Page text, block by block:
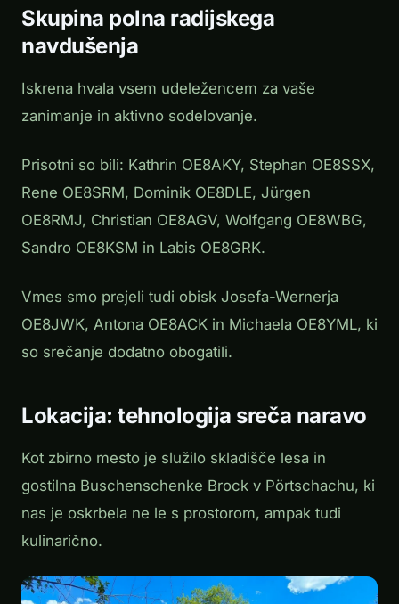
Skupina polna radijskega
navdušenja
Iskrena hvala vsem udeležencem za vaše
zanimanje in aktivno sodelovanje.
Prisotni so bili: Kathrin OE8AKY, Stephan OE8SSX,
Rene OE8SRM, Dominik OE8DLE, Jürgen
OE8RMJ, Christian OE8AGV, Wolfgang OE8WBG,
Sandro OE8KSM in Labis OE8GRK.
Vmes smo prejeli tudi obisk Josefa-Wernerja
OE8JWK, Antona OE8ACK in Michaela OE8YML, ki
so srečanje dodatno obogatili.
Lokacija: tehnologija sreča naravo
Kot zbirno mesto je služilo skladišče lesa in
gostilna Buschenschenke Brock v Pörtschachu, ki
nas je oskrbela ne le s prostorom, ampak tudi
kulinarično.